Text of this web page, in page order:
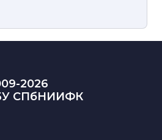
2026
СПбНИИФК